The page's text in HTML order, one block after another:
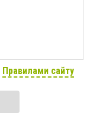
Правилами сайту